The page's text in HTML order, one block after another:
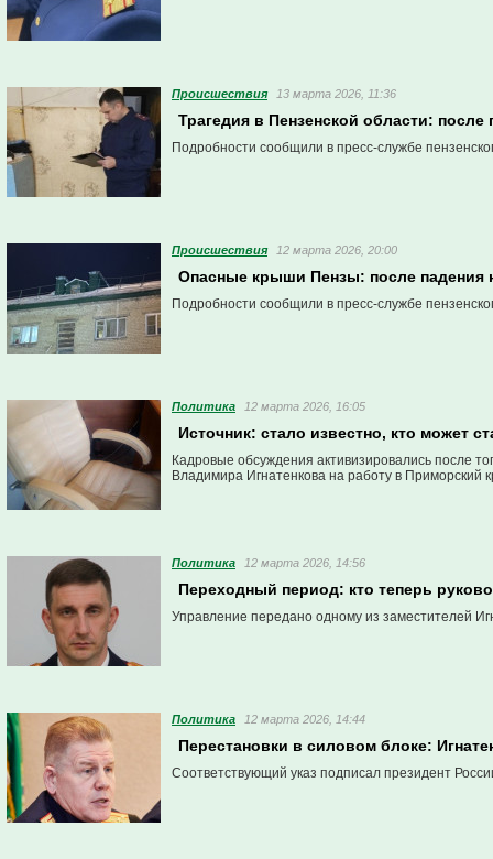
Проиcшествия 13 марта 2026, 11:36
Трагедия в Пензенской области:
Подробности сообщили в пресс-службе
Проиcшествия 12 марта 2026, 20:00
Опасные крыши Пензы: после падения
Подробности сообщили в пресс-службе
Политика 12 марта 2026, 16:05
Источник: стало известно, кто может
Кадровые обсуждения активизировались после
Владимира Игнатенкова на работу в Приморский
Политика 12 марта 2026, 14:56
Переходный период: кто теперь
Управление передано одному из заместителей
Политика 12 марта 2026, 14:44
Перестановки в силовом блоке:
Соответствующий указ подписал президент